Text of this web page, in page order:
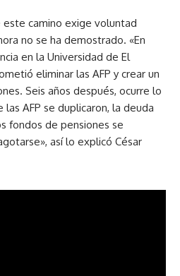
camino exige voluntad
no se ha demostrado. «En
en la Universidad de El
eliminar las AFP y crear un
Seis años después, ocurre lo
las AFP se duplicaron, la deuda
fondos de pensiones se
así lo explicó César